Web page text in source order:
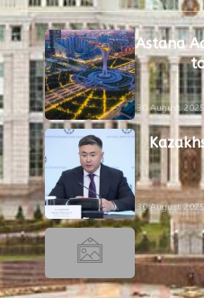
Astana
30 August 2025
30 August 2025